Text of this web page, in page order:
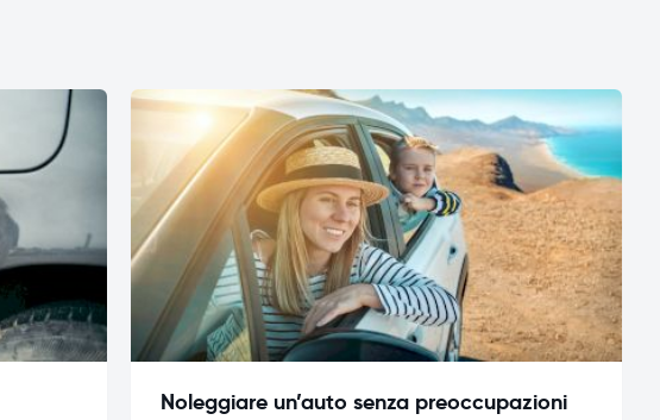
Noleggiare un’auto senza preoccupazioni